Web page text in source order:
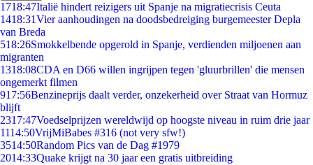
1718:47Italië hindert reizigers uit Spanje na migratiecrisis Ceuta
1418:31Vier aanhoudingen na doodsbedreiging burgemeester Depla
van Breda
518:26Smokkelbende opgerold in Spanje, verdienden miljoenen aan
migranten
1318:08CDA en D66 willen ingrijpen tegen 'gluurbrillen' die mensen
ongemerkt filmen
917:56Benzineprijs daalt verder, onzekerheid over Straat van Hormuz
blijft
2317:47Voedselprijzen wereldwijd op hoogste niveau in ruim drie jaar
1114:50VrijMiBabes #316 (not very sfw!)
3514:50Random Pics van de Dag #1979
2014:33Quake krijgt na 30 jaar een gratis uitbreiding